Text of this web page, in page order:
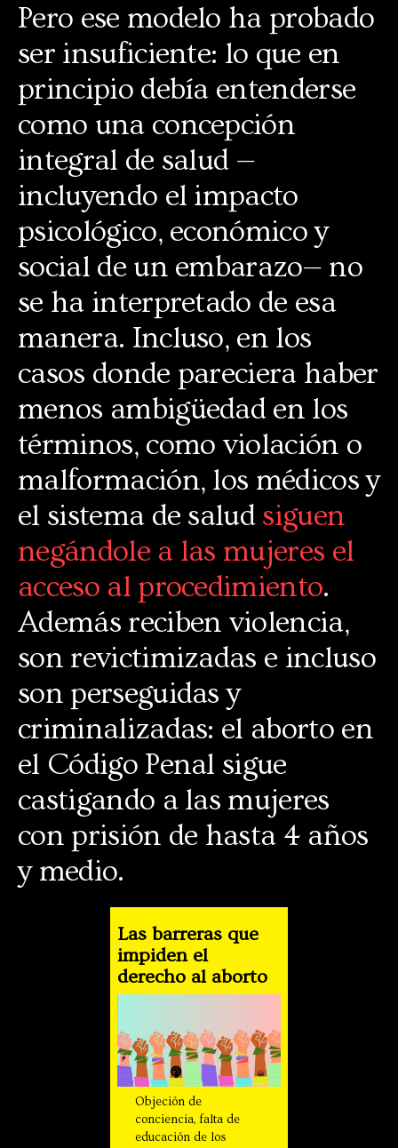
Pero ese modelo ha probado
ser insuficiente: lo que en
principio debía entenderse
como una concepción
integral de salud —
incluyendo el impacto
psicológico, económico y
social de un embarazo— no
se ha interpretado de esa
manera. Incluso, en los
casos donde pareciera haber
menos ambigüedad en los
términos, como violación o
malformación, los médicos y
el sistema de salud siguen
negándole a las mujeres el
acceso al procedimiento.
Además reciben violencia,
son revictimizadas e incluso
son perseguidas y
criminalizadas: el aborto en
el Código Penal sigue
castigando a las mujeres
con prisión de hasta 4 años
y medio.
Las barreras que
impiden el
derecho al aborto
Objeción de
conciencia, falta de
educación de los